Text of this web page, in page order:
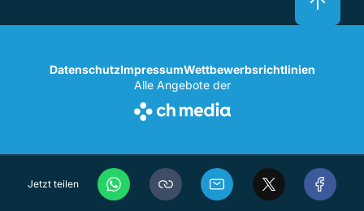
Jetzt teilen
DatenschutzImpressumWettbewerbsrichtlinien
Alle Angebote der